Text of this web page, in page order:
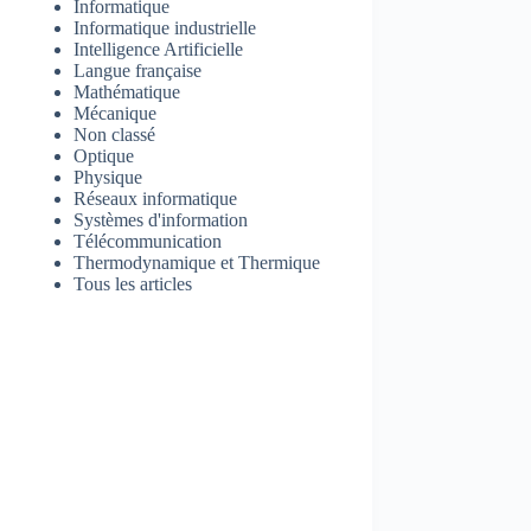
Informatique
Informatique industrielle
Intelligence Artificielle
Langue française
Mathématique
Mécanique
Non classé
Optique
Physique
Réseaux informatique
Systèmes d'information
Télécommunication
Thermodynamique et Thermique
Tous les articles